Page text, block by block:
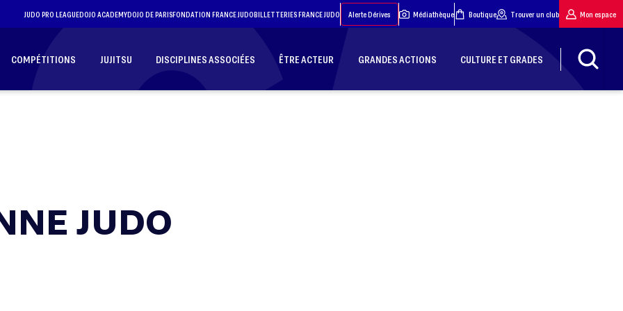
JUDO PRO LEAGUEDOJO ACADEMYDOJO DE PARISFONDATION FRANCE JUDOBILLETTERIES FRANCE JUDO Alerte Dérives Médiathèque Boutique Trouver un club Mon espace
COMPÉTITIONS JUJITSU DISCIPLINES ASSOCIÉES ÊTRE ACTEUR GRANDES ACTIONS CULTURE ET GRADES
JUDO